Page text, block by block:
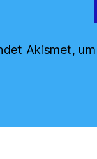
Akismet,